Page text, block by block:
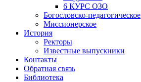
6 КУРС ОЗО
Богословско-педагогическое
Миссионерское
История
Ректоры
Известные выпускники
Контакты
Обратная связь
Библиотека